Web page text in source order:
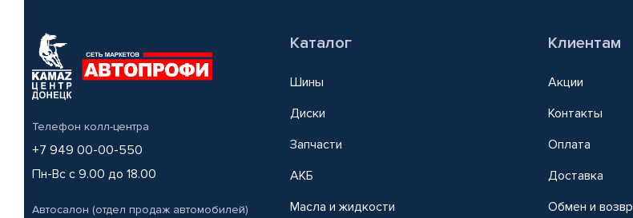
Телефон колл-центра
+7 949 00-00-550
Пн-Вс с 9.00 до 18.00
Автосалон (отдел продаж автомобилей)
Каталог
Шины
Диски
Запчасти
АКБ
Масла и жидкости
Клиентам
Акции
Контакты
Оплата
Доставка
Обмен и